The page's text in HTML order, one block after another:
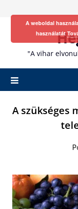
"A vihar
A szükséges
A weboldal
használatát